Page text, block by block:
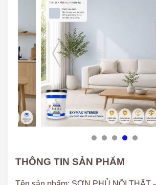
THÔNG TIN SẢN PHẨM